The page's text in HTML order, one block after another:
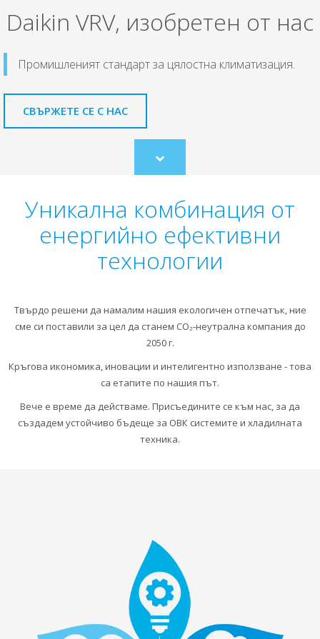
Daikin VRV, изобретен от нас
Промишленият стандарт за цялостна климатизация.
СВЪРЖЕТЕ СЕ С НАС
Scroll
to
Уникална комбинация от
енергийно ефективни
технологии
Твърдо решени да намалим нашия екологичен отпечатък, ние
сме си поставили за цел да станем CO₂-неутрална компания до
2050 г.
Кръгова икономика, иновации и интелигентно използване - това
са етапите по нашия път.
Вече е време да действаме. Присъедините се към нас, за да
създадем устойчиво бъдеще за ОВК системите и хладилната
техника.